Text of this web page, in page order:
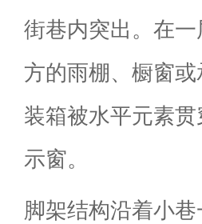
街巷内突出。在
方的雨棚、橱窗
装箱被水平元素
示窗。
脚架结构沿着小